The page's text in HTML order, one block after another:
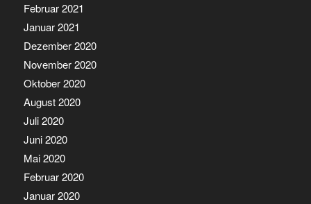
Februar 2021
Januar 2021
Dezember 2020
November 2020
Oktober 2020
August 2020
Juli 2020
Juni 2020
Mai 2020
Februar 2020
Januar 2020